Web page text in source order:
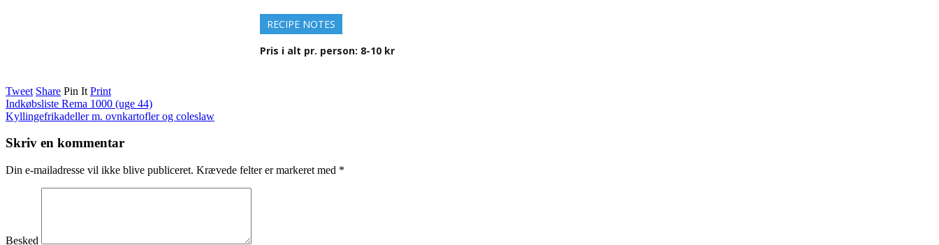
RECIPE NOTES
Pris i alt pr. person: 8-10 kr
Tweet Share Pin It Print
Indkøbsliste Rema 1000 (uge 44)
Kyllingefrikadeller m. ovnkartofler og coleslaw
Skriv en kommentar
Din e-mailadresse vil ikke blive publiceret. Krævede felter er markeret med *
Besked